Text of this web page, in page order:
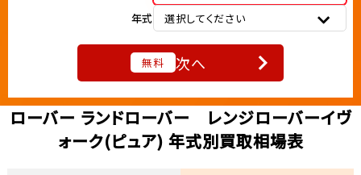
年式
選択してください
無料 次へ
ローバー ランドローバー レンジローバーイヴ
ォーク(ピュア) 年式別買取相場表